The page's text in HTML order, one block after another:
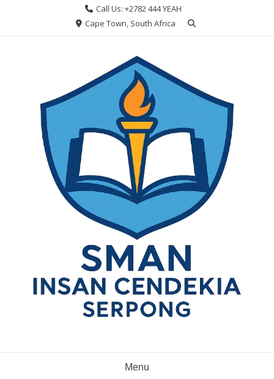
Call Us: +2782 444 YEAH
Cape Town, South Africa
Menu